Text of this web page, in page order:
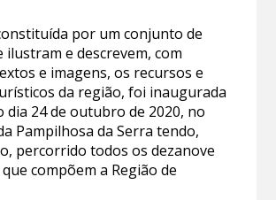
por um conjunto de
ilustram e descrevem, com
e imagens, os recursos e
da região, foi inaugurada
dia 24 de outubro de 2020, no
Pampilhosa da Serra tendo,
percorrido todos os dezanove
compõem a Região de